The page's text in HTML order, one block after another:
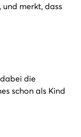
und merkt, dass
die
schon als Kind